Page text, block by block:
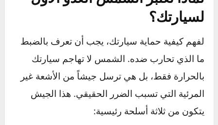
إذا قمت بتطبيق هذه الخطوات الثلاث فقط،
فستكون قد قطعت شوطاً كبيراً في الحفاظ على
سيارتك.
لماذا تعتبر الشمس العدو الأول
لسيارتك؟
لفهم كيفية حماية سيارتك، يجب أن تعرف بالضبط